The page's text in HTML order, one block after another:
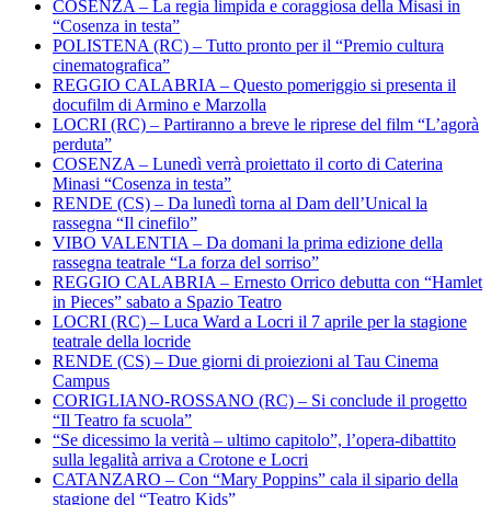
COSENZA – La regia limpida e coraggiosa della Misasi in
“Cosenza in testa”
POLISTENA (RC) – Tutto pronto per il “Premio cultura
cinematografica”
REGGIO CALABRIA – Questo pomeriggio si presenta il
docufilm di Armino e Marzolla
LOCRI (RC) – Partiranno a breve le riprese del film “L’agorà
perduta”
COSENZA – Lunedì verrà proiettato il corto di Caterina
Minasi “Cosenza in testa”
RENDE (CS) – Da lunedì torna al Dam dell’Unical la
rassegna “Il cinefilo”
VIBO VALENTIA – Da domani la prima edizione della
rassegna teatrale “La forza del sorriso”
REGGIO CALABRIA – Ernesto Orrico debutta con “Hamlet
in Pieces” sabato a Spazio Teatro
LOCRI (RC) – Luca Ward a Locri il 7 aprile per la stagione
teatrale della locride
RENDE (CS) – Due giorni di proiezioni al Tau Cinema
Campus
CORIGLIANO-ROSSANO (RC) – Si conclude il progetto
“Il Teatro fa scuola”
“Se dicessimo la verità – ultimo capitolo”, l’opera-dibattito
sulla legalità arriva a Crotone e Locri
CATANZARO – Con “Mary Poppins” cala il sipario della
stagione del “Teatro Kids”